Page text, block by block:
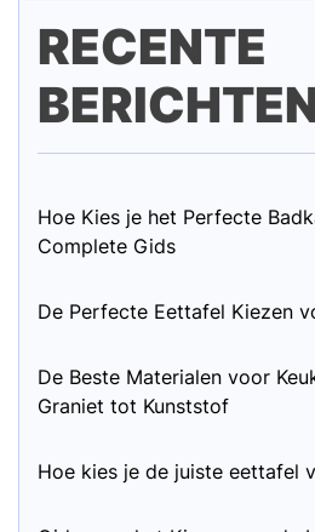
RECENTE
Hoe Kies je het Perfecte
Complete Gids
De Perfecte Eettafel Kiezen
De Beste Materialen voor
Graniet tot Kunststof
Hoe kies je de juiste eettafel